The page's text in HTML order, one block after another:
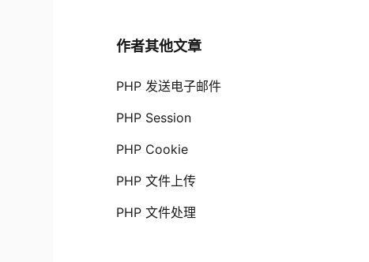
作者其他文章
PHP 发送电子邮件
PHP Session
PHP Cookie
PHP 文件上传
PHP 文件处理